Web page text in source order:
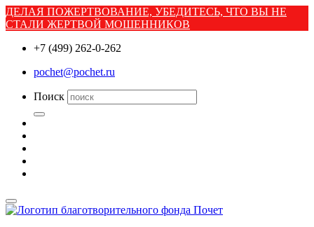
ДЕЛАЯ ПОЖЕРТВОВАНИЕ, УБЕДИТЕСЬ, ЧТО ВЫ НЕ
СТАЛИ ЖЕРТВОЙ МОШЕННИКОВ
+7 (499) 262-0-262
pochet@pochet.ru
Поиск